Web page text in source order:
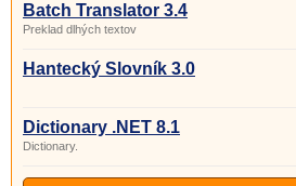
Batch Translator 3.4
Preklad dlhých textov
Hantecký Slovník 3.0
Dictionary .NET 8.1
Dictionary.